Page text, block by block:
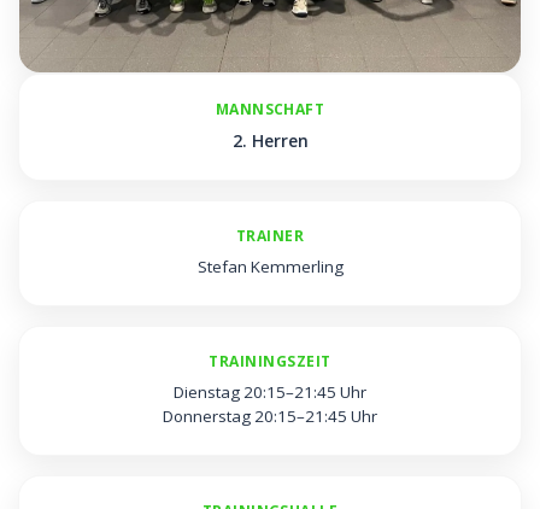
MANNSCHAFT
2. Herren
TRAINER
Stefan Kemmerling
TRAININGSZEIT
Dienstag 20:15–21:45 Uhr
Donnerstag 20:15–21:45 Uhr